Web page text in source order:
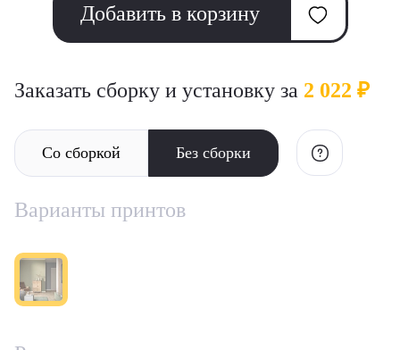
Добавить в корзину
Заказать сборку и установку за 2 022 ₽
Со сборкой Без сборки
Варианты принтов